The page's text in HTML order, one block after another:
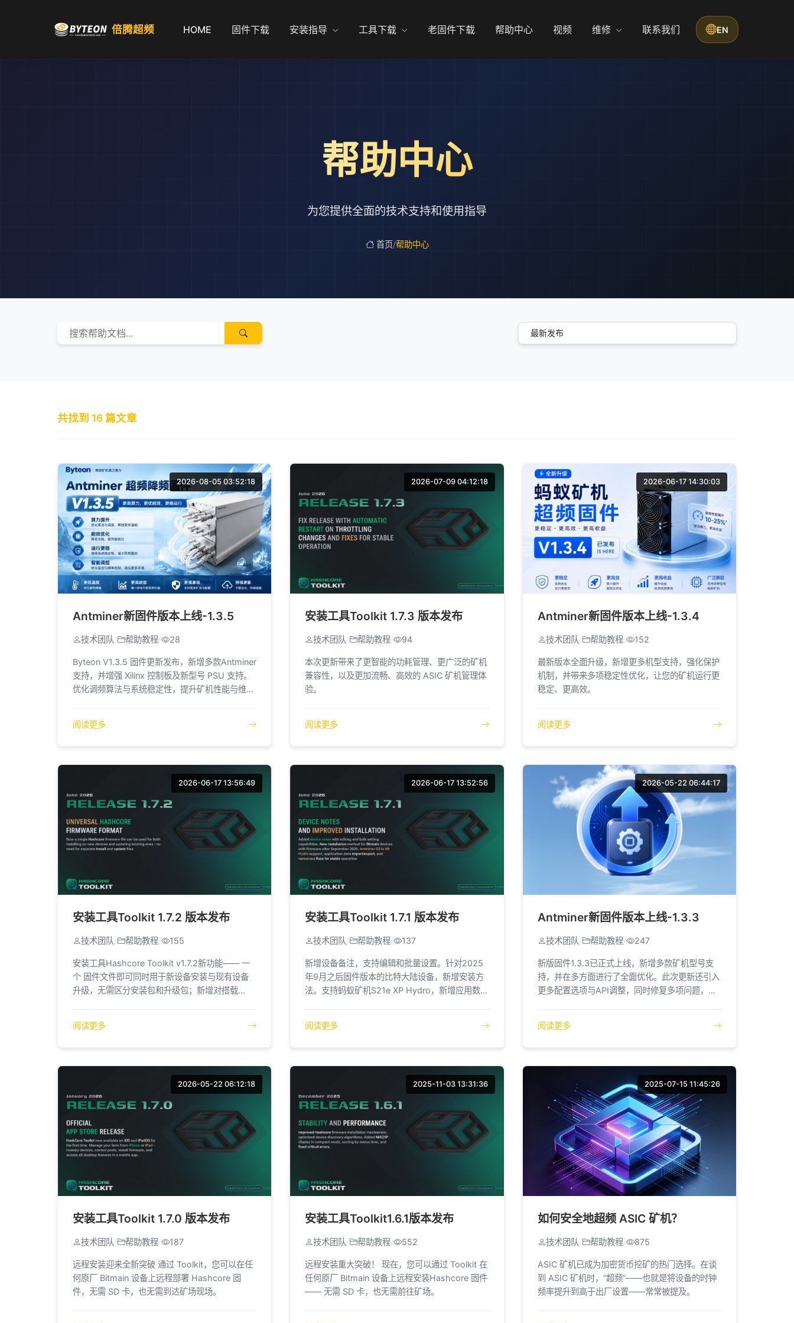
倍腾超频 HOME 固件下载 安装指导 工具下载 老固件下载 帮助中心 视频 维修 联系我们 EN
帮助中心
为您提供全面的技术支持和使用指导
首页/帮助中心
共找到 16篇文章
2026-08-05 03:52:18
Antminer新固件版本上线-1.3.5
技术团队/ 帮助教程/ 28
Byteon V1.3.5 固件更新发布，新增多款Antminer
支持，并增强 Xilinx 控制板及新型号 PSU 支持。
优化调频算法与系统稳定性，提升矿机性能与维护
阅读更多
2026-07-09 04:12:18
安装工具Toolkit 1.7.3 版本发布
技术团队/ 帮助教程/ 94
本次更新带来了更智能的功耗管理、更广泛的矿机
兼容性，以及更加流畅、高效的 ASIC 矿机管理体
验。
阅读更多
2026-06-17 14:30:03
Antminer新固件版本上线-1.3.4
技术团队/ 帮助教程/ 152
最新版本全面升级，新增更多机型支持，强化保护
机制，并带来多项稳定性优化，让您的矿机运行更
稳定、更高效。
阅读更多
2026-06-17 13:56:49
安装工具Toolkit 1.7.2 版本发布
技术团队/ 帮助教程/ 155
安装工具Hashcore Toolkit v1.7.2新功能—— 一
个 固件文件即可同时用于新设备安装与现有设备
升级，无需区分安装包和升级包；新增对搭载
阅读更多
2026-06-17 13:52:56
安装工具Toolkit 1.7.1 版本发布
技术团队/ 帮助教程/ 137
新增设备备注，支持编辑和批量设置。针对2025
年9月之后固件版本的比特大陆设备，新增安装方
法。支持蚂蚁矿机S21e XP Hydro，新增应用数据
阅读更多
2026-05-22 06:44:17
Antminer新固件版本上线-1.3.3
技术团队/ 帮助教程/ 247
新版固件1.3.3已正式上线，新增多款矿机型号支
持，并在多方面进行了全面优化。此次更新还引入
更多配置选项与API调整，同时修复多项问题，进
阅读更多
2026-05-22 06:12:18
安装工具Toolkit 1.7.0 版本发布
技术团队/ 帮助教程/ 187
远程安装迎来全新突破 通过 Toolkit，您可以在任
何原厂 Bitmain 设备上远程部署 Hashcore 固
件，无需 SD 卡，也无需到达矿场现场。
2025-11-03 13:31:36
安装工具Toolkit1.6.1版本发布
技术团队/ 帮助教程/ 552
远程安装重大突破！ 现在，您可以通过 Toolkit 在
任何原厂 Bitmain 设备上远程安装Hashcore 固件
—— 无需 SD 卡，也无需前往矿场。
2025-07-15 11:45:26
如何安全地超频 ASIC 矿机？
技术团队/ 帮助教程/ 875
ASIC 矿机已成为加密货币挖矿的热门选择。在谈
到 ASIC 矿机时，“超频”——也就是将设备的时钟
频率提升到高于出厂设置——常常被提及。